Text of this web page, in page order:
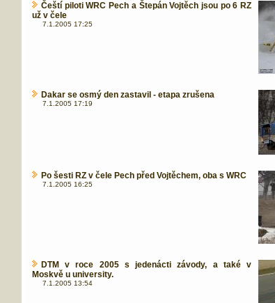
Čeští piloti WRC Pech a Štepán Vojtěch jsou po 6 RZ
už v čele
7.1.2005 17:25
Dakar se osmý den zastavil - etapa zrušena
7.1.2005 17:19
Po šesti RZ v čele Pech před Vojtěchem, oba s WRC
7.1.2005 16:25
DTM v roce 2005 s jedenácti závody, a také v
Moskvě u university.
7.1.2005 13:54